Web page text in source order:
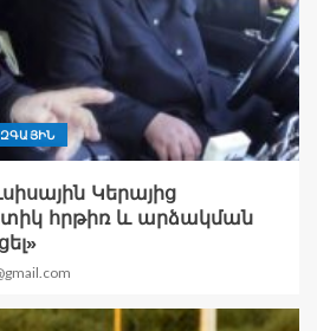
Կերայից
հրթիռ և արձակման